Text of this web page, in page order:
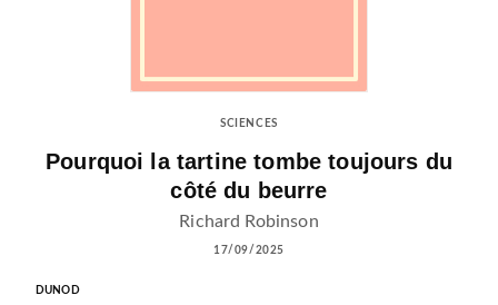
SCIENCES
Pourquoi la tartine tombe toujours du
côté du beurre
Richard Robinson
17/09/2025
DUNOD